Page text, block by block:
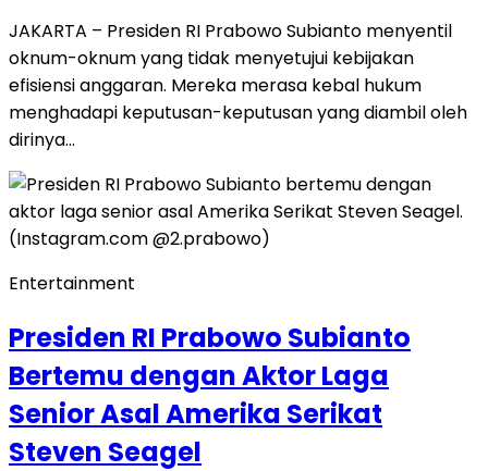
JAKARTA – Presiden RI Prabowo Subianto menyentil
oknum-oknum yang tidak menyetujui kebijakan
efisiensi anggaran. Mereka merasa kebal hukum
menghadapi keputusan-keputusan yang diambil oleh
dirinya…
Entertainment
Presiden RI Prabowo Subianto
Bertemu dengan Aktor Laga
Senior Asal Amerika Serikat
Steven Seagel